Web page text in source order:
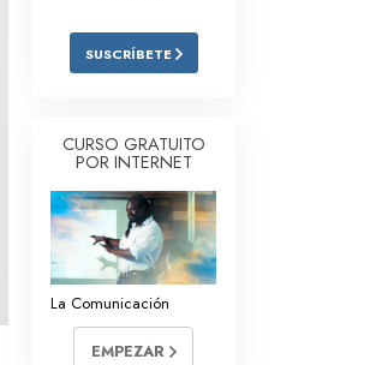
a las Drogas
de la Supresión
de la Organización
SUSCRÍBETE
CURSO GRATUITO
POR INTERNET
La Comunicación
EMPEZAR